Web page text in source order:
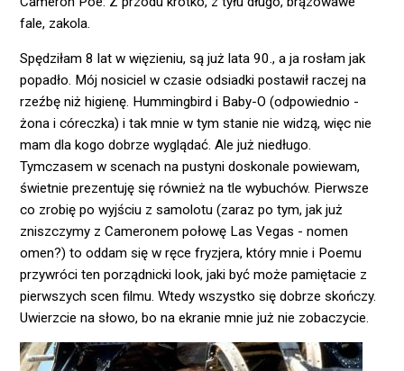
fale, zakola.
Spędziłam 8 lat w więzieniu, są już lata 90., a ja rosłam jak
popadło. Mój nosiciel w czasie odsiadki postawił raczej na
rzeźbę niż higienę. Hummingbird i Baby-O (odpowiednio -
żona i córeczka) i tak mnie w tym stanie nie widzą, więc nie
mam dla kogo dobrze wyglądać. Ale już niedługo.
Tymczasem w scenach na pustyni doskonale powiewam,
świetnie prezentuję się również na tle wybuchów. Pierwsze
co zrobię po wyjściu z samolotu (zaraz po tym, jak już
zniszczymy z Cameronem połowę Las Vegas - nomen
omen?) to oddam się w ręce fryzjera, który mnie i Poemu
przywróci ten porządnicki look, jaki być może pamiętacie z
pierwszych scen filmu. Wtedy wszystko się dobrze skończy.
Uwierzcie na słowo, bo na ekranie mnie już nie zobaczycie.